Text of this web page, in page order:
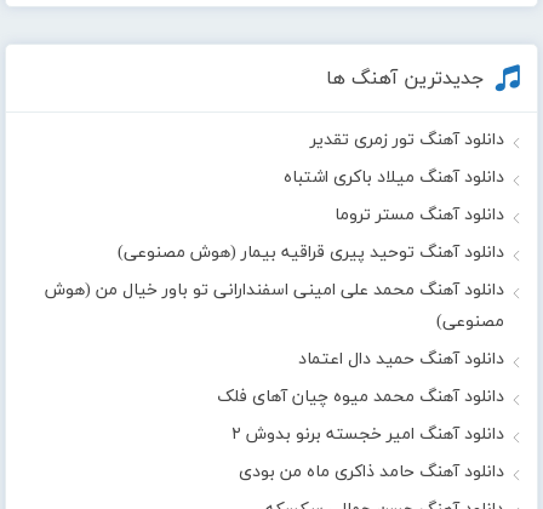
جدیدترین آهنگ ها
دانلود آهنگ تور زمری تقدیر
دانلود آهنگ میلاد باکری اشتباه
دانلود آهنگ مستر تروما
دانلود آهنگ توحید پیری قراقیه بیمار (هوش مصنوعی)
دانلود آهنگ محمد علی امینی اسفندارانی تو باور خیال من (هوش
مصنوعی)
دانلود آهنگ حمید دال اعتماد
دانلود آهنگ محمد میوه چیان آهای فلک
دانلود آهنگ امیر خجسته برنو بدوش ۲
دانلود آهنگ حامد ذاکری ماه من بودی